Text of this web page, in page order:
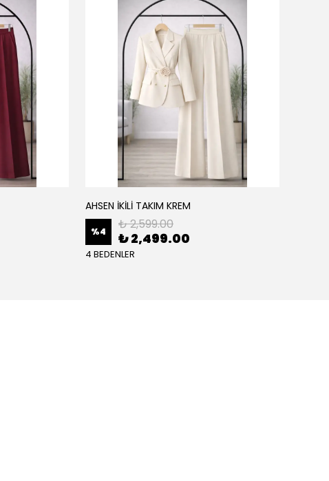
AHSEN İKİLİ TAKIM KREM
%4 ₺ 2,599.00
₺ 2,499.00
4 BEDENLER